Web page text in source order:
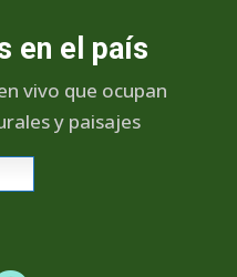
en el país
vivo que ocupan
y paisajes